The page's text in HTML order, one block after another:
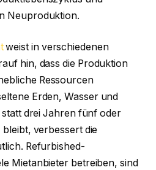
Neuproduktion.
weist in verschiedenen
hin, dass die Produktion
Ressourcen
Erden, Wasser und
statt drei Jahren fünf oder
verbessert die
Refurbished-
Mietanbieter betreiben, sind